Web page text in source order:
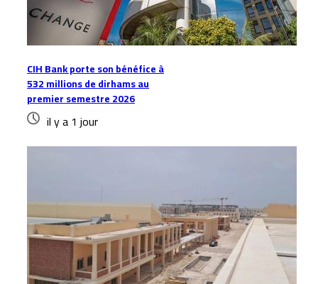
CIH Bank porte son bénéfice à
532 millions de dirhams au
premier semestre 2026
il y a 1 jour